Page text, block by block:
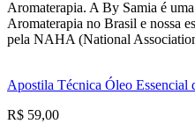
Aromaterapia. A By Samia é
Aromaterapia no Brasil e nossa
pela NAHA (National
Apostila Técnica Óleo Essencial
R$ 59,00